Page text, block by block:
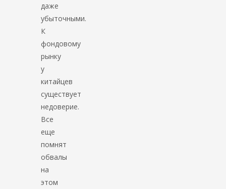
даже
убыточными.
К
фондовому
рынку
у
китайцев
существует
недоверие.
Все
еще
помнят
обвалы
на
этом